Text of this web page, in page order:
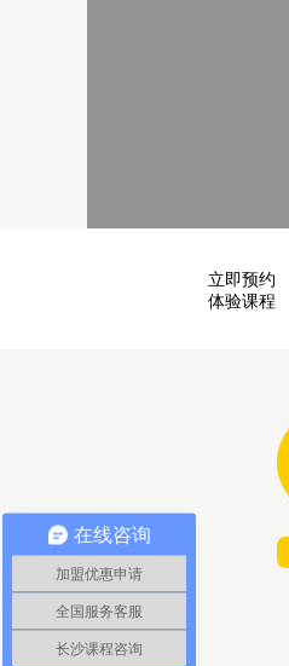
立即预约
体验课程
在线咨询
加盟优惠申请
全国服务客服
长沙课程咨询